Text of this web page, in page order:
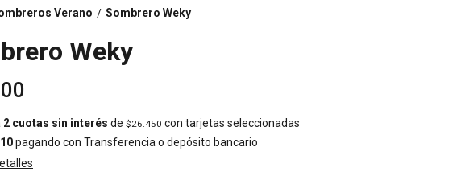
Verano / Sombrero Weky
Weky
2 cuotas sin interés de $26.450 con tarjetas seleccionadas
pagando con Transferencia o depósito bancario